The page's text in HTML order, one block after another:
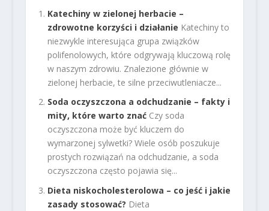
Katechiny w zielonej herbacie –
zdrowotne korzyści i działanie Katechiny to
niezwykle interesująca grupa związków
polifenolowych, które odgrywają kluczową rolę
w naszym zdrowiu. Znalezione głównie w
zielonej herbacie, te silne przeciwutleniacze...
Soda oczyszczona a odchudzanie – fakty i
mity, które warto znać Czy soda
oczyszczona może być kluczem do
wymarzonej sylwetki? Wiele osób poszukuje
prostych rozwiązań na odchudzanie, a soda
oczyszczona często pojawia się...
Dieta niskocholesterolowa – co jeść i jakie
zasady stosować? Dieta